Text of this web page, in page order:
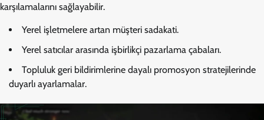
karşılamalarını sağlayabilir.
Yerel işletmelere artan müşteri sadakati.
Yerel satıcılar arasında işbirlikçi pazarlama çabaları.
Topluluk geri bildirimlerine dayalı promosyon stratejilerinde
duyarlı ayarlamalar.